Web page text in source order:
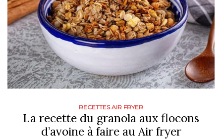
RECETTES AIR FRYER
La recette du granola aux flocons
d’avoine à faire au Air fryer